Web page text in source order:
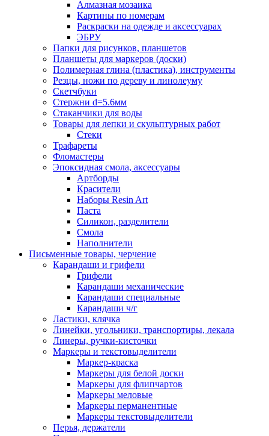
Алмазная мозаика
Картины по номерам
Раскраски на одежде и аксессуарах
ЭБРУ
Папки для рисунков, планшетов
Планшеты для маркеров (доски)
Полимерная глина (пластика), инструменты
Резцы, ножи по дереву и линолеуму
Скетчбуки
Стержни d=5.6мм
Стаканчики для воды
Товары для лепки и скульптурных работ
Стеки
Трафареты
Фломастеры
Эпоксидная смола, аксессуары
Артборды
Красители
Наборы Resin Art
Паста
Силикон, разделители
Смола
Наполнители
Письменные товары, черчение
Карандаши и грифели
Грифели
Карандаши механические
Карандаши специальные
Карандаши ч/г
Ластики, клячка
Линейки, угольники, транспортиры, лекала
Линеры, ручки-кисточки
Маркеры и текстовыделители
Маркер-краска
Маркеры для белой доски
Маркеры для флипчартов
Маркеры меловые
Маркеры перманентные
Маркеры текстовыделители
Перья, держатели